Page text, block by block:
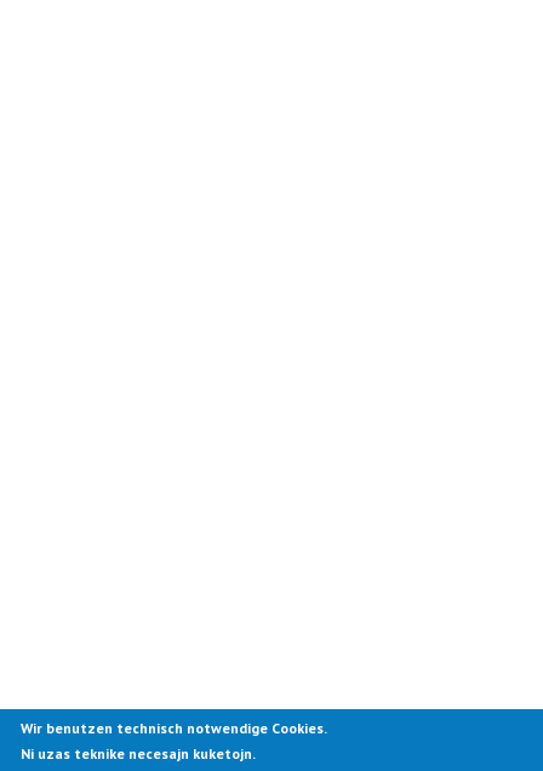
Wir benutzen technisch notwendige Cookies.
Ni uzas teknike necesajn kuketojn.